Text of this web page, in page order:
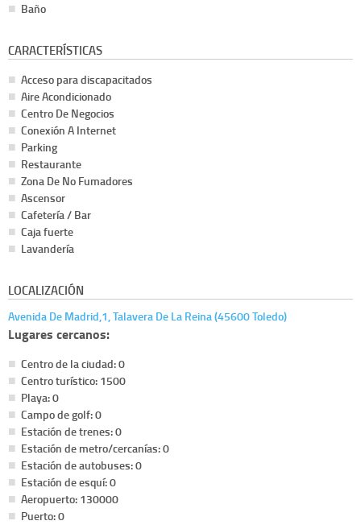
Baño
CARACTERÍSTICAS
Acceso para discapacitados
Aire Acondicionado
Centro De Negocios
Conexión A Internet
Parking
Restaurante
Zona De No Fumadores
Ascensor
Cafetería / Bar
Caja fuerte
Lavandería
LOCALIZACIÓN
Avenida De Madrid,1, Talavera De La Reina (45600 Toledo)
Lugares cercanos:
Centro de la ciudad: 0
Centro turístico: 1500
Playa: 0
Campo de golf: 0
Estación de trenes: 0
Estación de metro/cercanías: 0
Estación de autobuses: 0
Estación de esquí: 0
Aeropuerto: 130000
Puerto: 0